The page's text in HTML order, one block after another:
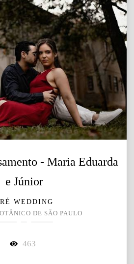
- Maria Eduarda
e Júnior
WEDDING
DE SÃO PAULO
463